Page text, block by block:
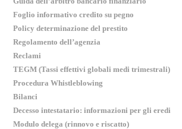
Foglio informativo credito su pegno
Policy determinazione del prestito
Regolamento dell’agenzia
Reclami
TEGM (Tassi effettivi globali medi trimestrali)
Procedura Whistleblowing
Bilanci
Decesso intestatario: informazioni per gli eredi
Modulo delega (rinnovo e riscatto)